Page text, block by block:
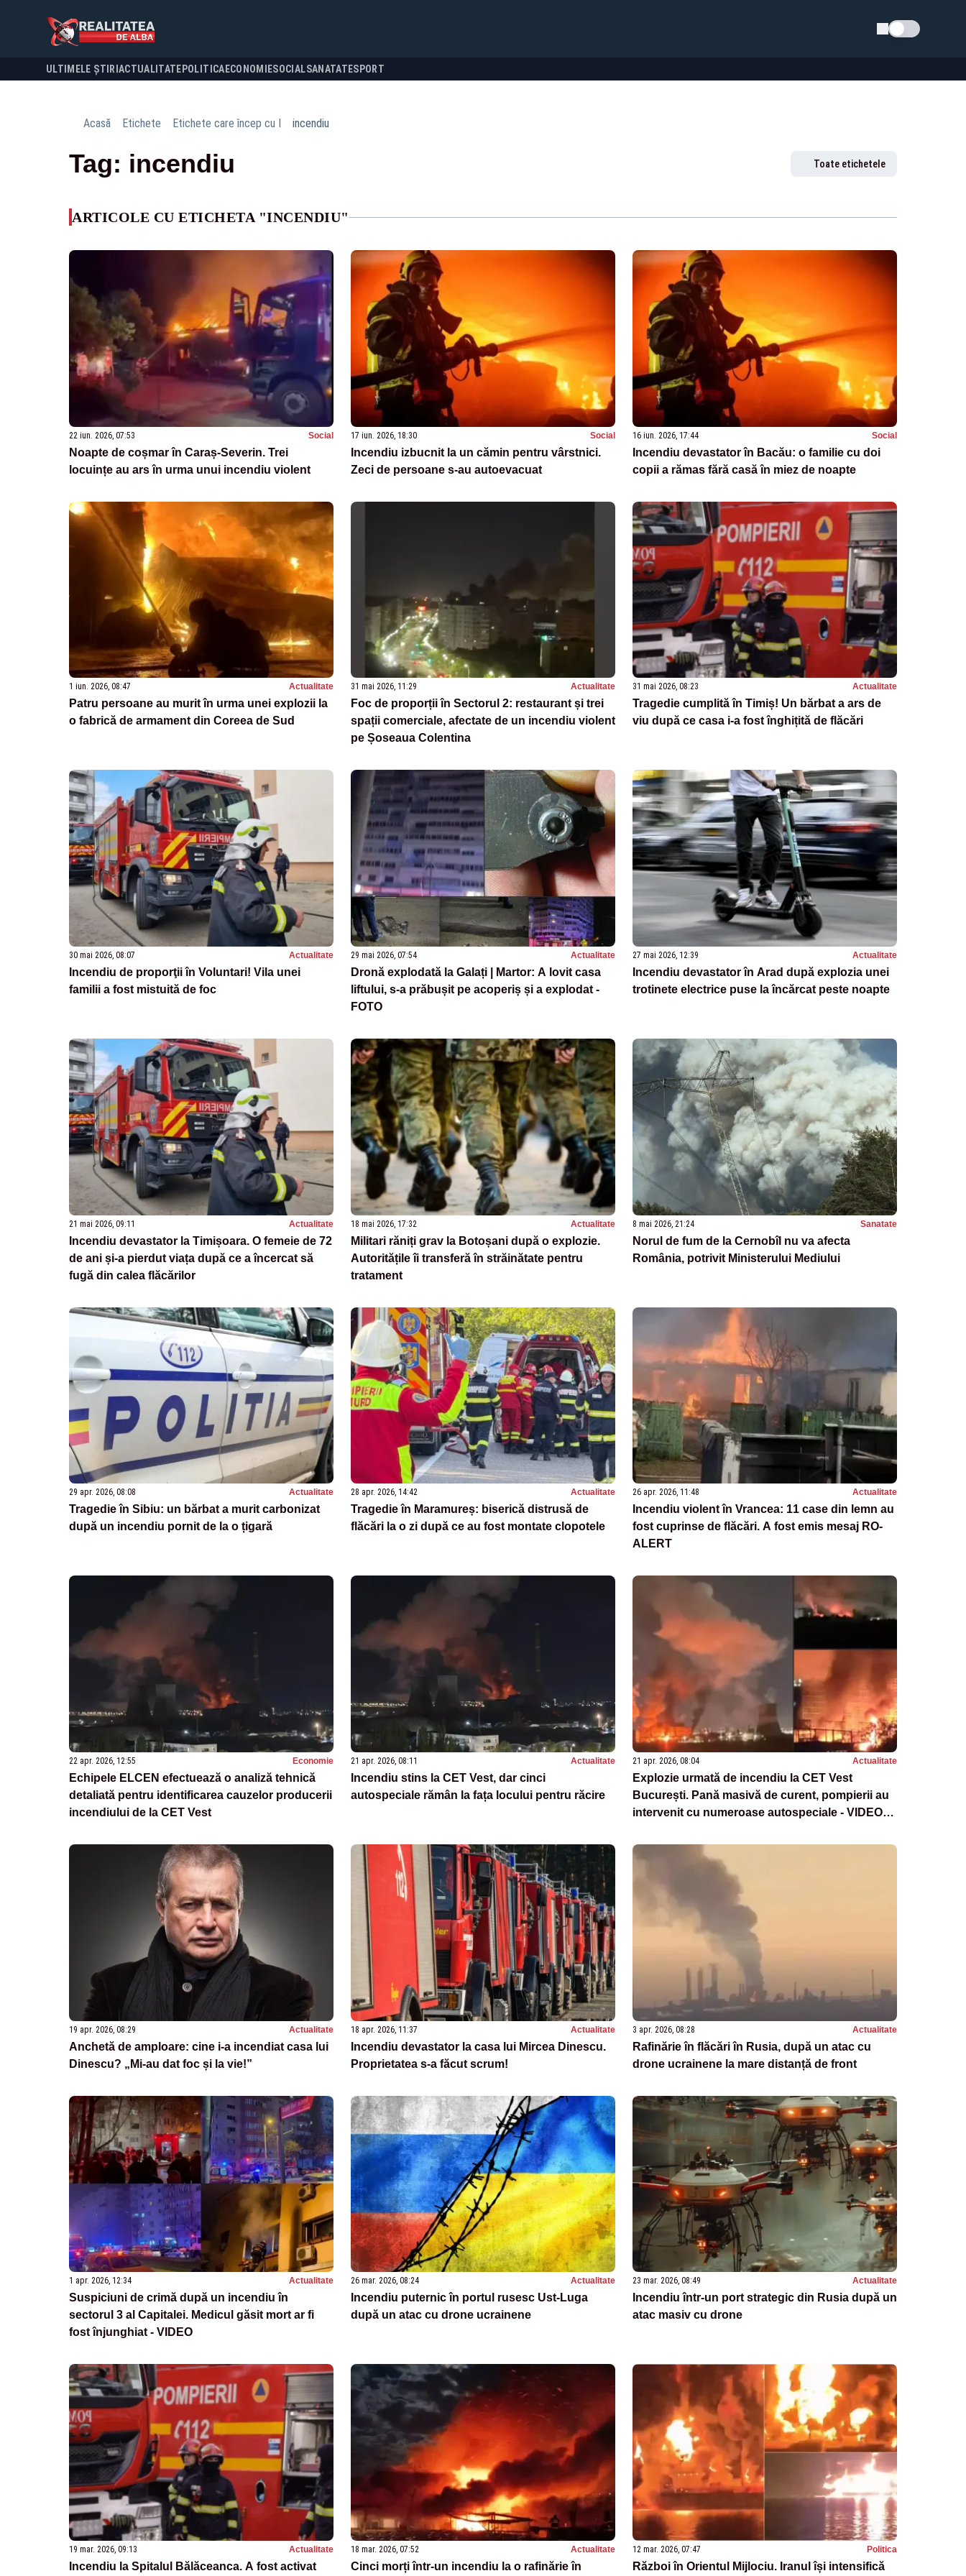
Schimba tema
ULTIMELE ȘTIRI ACTUALITATE POLITICA ECONOMIESOCIALSANATATESPORT
Acasă Etichete Etichete care încep cu I incendiu
Tag: incendiu Toate etichetele
ARTICOLE CU ETICHETA "INCENDIU"
22 iun. 2026, 07:53 Social
Noapte de coșmar în Caraș-Severin. Trei
locuințe au ars în urma unui incendiu violent
17 iun. 2026, 18:30 Social
Incendiu izbucnit la un cămin pentru vârstnici.
Zeci de persoane s-au autoevacuat
16 iun. 2026, 17:44 Social
Incendiu devastator în Bacău: o familie cu doi
copii a rămas fără casă în miez de noapte
1 iun. 2026, 08:47 Actualitate
Patru persoane au murit în urma unei explozii la
o fabrică de armament din Coreea de Sud
31 mai 2026, 11:29 Actualitate
Foc de proporții în Sectorul 2: restaurant și trei
spații comerciale, afectate de un incendiu violent
pe Șoseaua Colentina
31 mai 2026, 08:23 Actualitate
Tragedie cumplită în Timiș! Un bărbat a ars de
viu după ce casa i-a fost înghițită de flăcări
30 mai 2026, 08:07 Actualitate
Incendiu de proporţii în Voluntari! Vila unei
familii a fost mistuită de foc
29 mai 2026, 07:54 Actualitate
Dronă explodată la Galați | Martor: A lovit casa
liftului, s-a prăbușit pe acoperiș și a explodat -
FOTO
27 mai 2026, 12:39 Actualitate
Incendiu devastator în Arad după explozia unei
trotinete electrice puse la încărcat peste noapte
21 mai 2026, 09:11 Actualitate
Incendiu devastator la Timișoara. O femeie de 72
de ani și-a pierdut viața după ce a încercat să
fugă din calea flăcărilor
18 mai 2026, 17:32 Actualitate
Militari răniți grav la Botoșani după o explozie.
Autoritățile îi transferă în străinătate pentru
tratament
8 mai 2026, 21:24 Sanatate
Norul de fum de la Cernobîl nu va afecta
România, potrivit Ministerului Mediului
29 apr. 2026, 08:08 Actualitate
Tragedie în Sibiu: un bărbat a murit carbonizat
după un incendiu pornit de la o țigară
28 apr. 2026, 14:42 Actualitate
Tragedie în Maramureș: biserică distrusă de
flăcări la o zi după ce au fost montate clopotele
26 apr. 2026, 11:48 Actualitate
Incendiu violent în Vrancea: 11 case din lemn au
fost cuprinse de flăcări. A fost emis mesaj RO-
ALERT
22 apr. 2026, 12:55 Economie
Echipele ELCEN efectuează o analiză tehnică
detaliată pentru identificarea cauzelor producerii
incendiului de la CET Vest
21 apr. 2026, 08:11 Actualitate
Incendiu stins la CET Vest, dar cinci
autospeciale rămân la fața locului pentru răcire
21 apr. 2026, 08:04 Actualitate
Explozie urmată de incendiu la CET Vest
București. Pană masivă de curent, pompierii au
intervenit cu numeroase autospeciale - VIDEO
19 apr. 2026, 08:29 Actualitate
Anchetă de amploare: cine i-a incendiat casa lui
Dinescu? „Mi-au dat foc și la vie!”
18 apr. 2026, 11:37 Actualitate
Incendiu devastator la casa lui Mircea Dinescu.
Proprietatea s-a făcut scrum!
3 apr. 2026, 08:28 Actualitate
Rafinărie în flăcări în Rusia, după un atac cu
drone ucrainene la mare distanță de front
1 apr. 2026, 12:34 Actualitate
Suspiciuni de crimă după un incendiu în
sectorul 3 al Capitalei. Medicul găsit mort ar fi
fost înjunghiat - VIDEO
26 mar. 2026, 08:24 Actualitate
Incendiu puternic în portul rusesc Ust‑Luga
după un atac cu drone ucrainene
23 mar. 2026, 08:49 Actualitate
Incendiu într-un port strategic din Rusia după un
atac masiv cu drone
19 mar. 2026, 09:13 Actualitate
Incendiu la Spitalul Bălăceanca. A fost activat
18 mar. 2026, 07:52 Actualitate
Cinci morți într-un incendiu la o rafinărie în
12 mar. 2026, 07:47 Politica
Război în Orientul Mijlociu. Iranul își intensifică